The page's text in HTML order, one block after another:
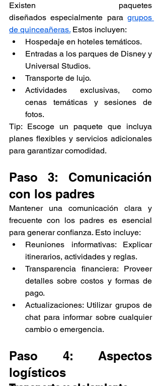
Existen paquetes
diseñados especialmente para grupos
de quinceañeras. Estos incluyen:
Hospedaje en hoteles temáticos.
Entradas a los parques de Disney y
Universal Studios.
Transporte de lujo.
Actividades exclusivas, como
cenas temáticas y sesiones de
fotos.
Tip: Escoge un paquete que incluya
planes flexibles y servicios adicionales
para garantizar comodidad.
Paso 3: Comunicación
con los padres
Mantener una comunicación clara y
frecuente con los padres es esencial
para generar confianza. Esto incluye:
Reuniones informativas: Explicar
itinerarios, actividades y reglas.
Transparencia financiera: Proveer
detalles sobre costos y formas de
pago.
Actualizaciones: Utilizar grupos de
chat para informar sobre cualquier
cambio o emergencia.
Paso 4: Aspectos
logísticos